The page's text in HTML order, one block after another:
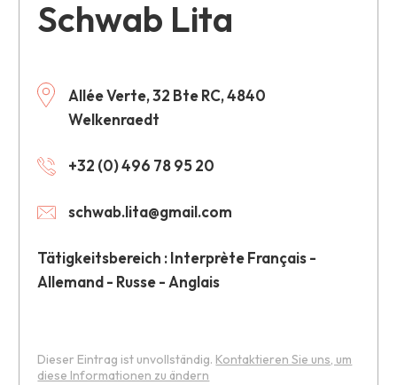
Schwab Lita
Allée Verte, 32 Bte RC, 4840
Welkenraedt
+32 (0) 496 78 95 20
schwab.lita@gmail.com
Tätigkeitsbereich : Interprète Français -
Allemand - Russe - Anglais
Dieser Eintrag ist unvollständig. Kontaktieren Sie uns, um
diese Informationen zu ändern